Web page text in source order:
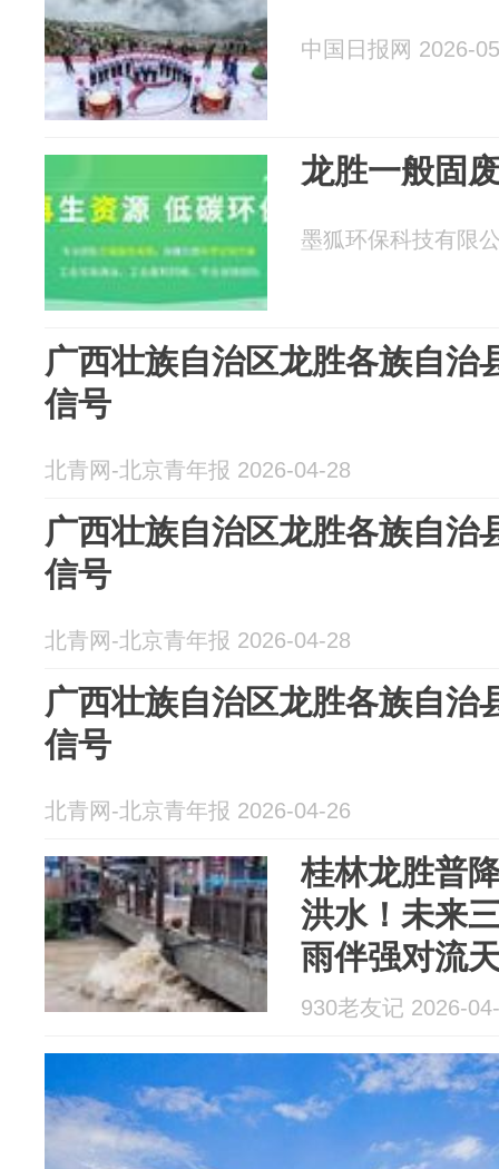
中国日报网 2026-
龙胜一般固
墨狐环保科技有限
广西壮族自治区龙胜各族自治
信号
北青网-北京青年报 2026-04-28
广西壮族自治区龙胜各族自治
信号
北青网-北京青年报 2026-04-28
广西壮族自治区龙胜各族自治
信号
北青网-北京青年报 2026-04-26
桂林龙胜普
洪水！未来
雨伴强对流
眼】
930老友记 2026-